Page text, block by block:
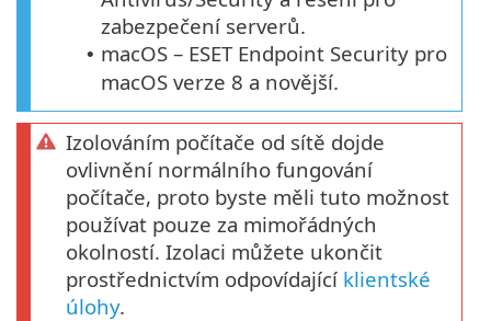
zabezpečení serverů.
• macOS – ESET Endpoint Security pro
macOS verze 8 a novější.
Izolováním počítače od sítě dojde
ovlivnění normálního fungování
počítače, proto byste měli tuto možnost
používat pouze za mimořádných
okolností. Izolaci můžete ukončit
prostřednictvím odpovídající klientské
úlohy.